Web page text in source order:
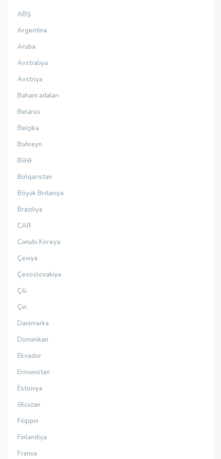
ABŞ
Argentina
Aruba
Avstraliya
Avstriya
Baham adaları
Belarus
Belçika
Bəhreyn
BƏƏ
Bolqarıstan
Böyük Britaniya
Braziliya
CAR
Cənubi Koreya
Çexiya
Çexoslovakiya
Çili
Çin
Danimarka
Dominikan
Ekvador
Ermənistan
Estoniya
Əlcəzair
Filippin
Finlandiya
Fransa